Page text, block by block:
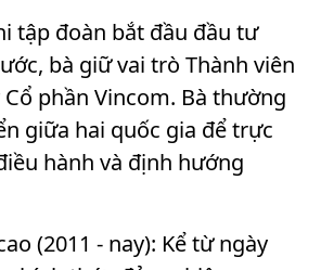
tập đoàn bắt đầu đầu tư
bà giữ vai trò Thành viên
phần Vincom. Bà thường
giữa hai quốc gia để trực
hành và định hướng
(2011 - nay): Kể từ ngày